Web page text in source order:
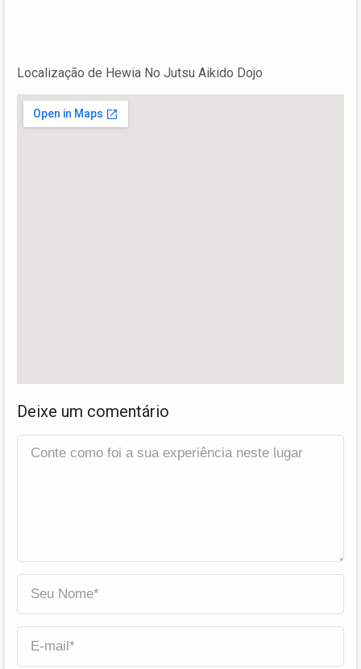
Localização de Hewia No Jutsu Aikido Dojo
Deixe um comentário